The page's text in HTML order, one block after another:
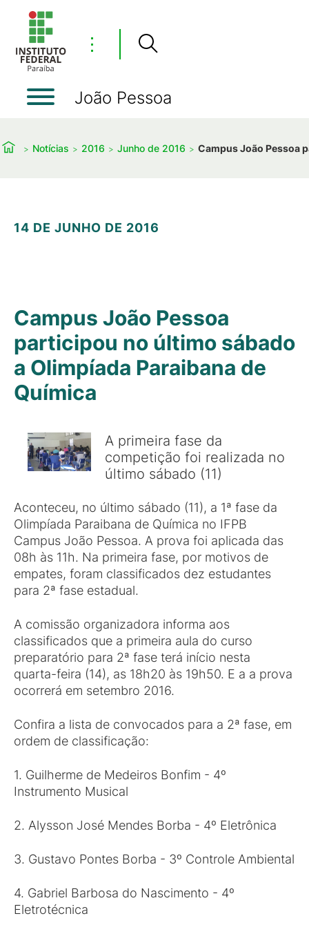
⋮
João Pessoa
Notícias 2016 Junho de 2016 Campus João Pessoa
14 DE JUNHO DE 2016
Campus João Pessoa
participou no último sábado
a Olimpíada Paraibana de
Química
A primeira fase da
competição foi realizada no
último sábado (11)
Aconteceu, no último sábado (11), a 1ª fase da
Olimpíada Paraibana de Química no IFPB
Campus João Pessoa. A prova foi aplicada das
08h às 11h. Na primeira fase, por motivos de
empates, foram classificados dez estudantes
para 2ª fase estadual.
A comissão organizadora informa aos
classificados que a primeira aula do curso
preparatório para 2ª fase terá início nesta
quarta-feira (14), as 18h20 às 19h50. E a a prova
ocorrerá em setembro 2016.
Confira a lista de convocados para a 2ª fase, em
ordem de classificação:
1. Guilherme de Medeiros Bonfim - 4º
Instrumento Musical
2. Alysson José Mendes Borba - 4º Eletrônica
3. Gustavo Pontes Borba - 3º Controle Ambiental
4. Gabriel Barbosa do Nascimento - 4º
Eletrotécnica